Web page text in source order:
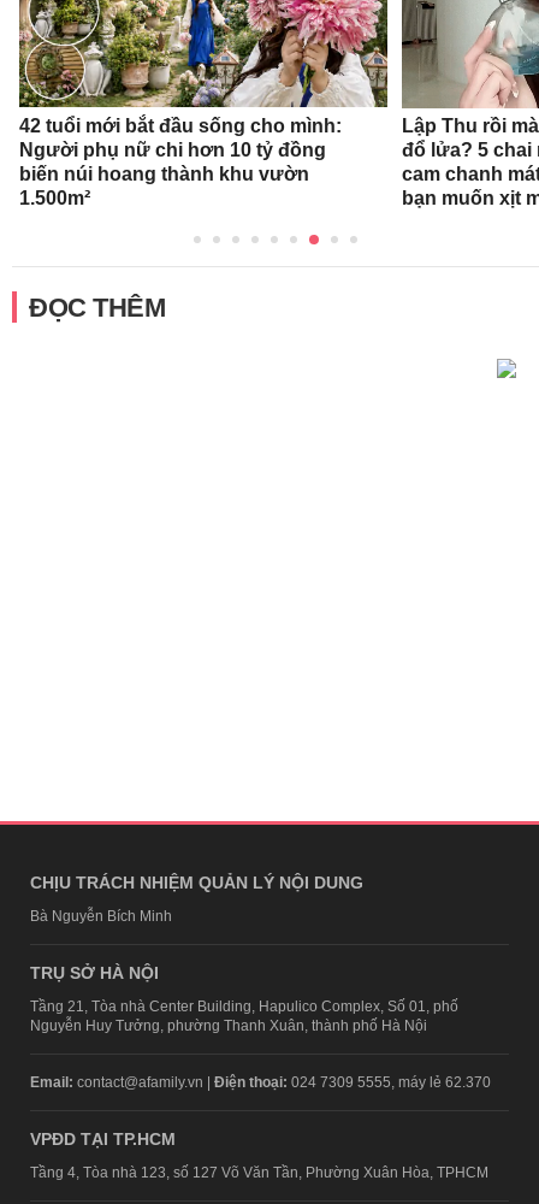
42 tuổi mới bắt đầu sống cho mình:
Người phụ nữ chi hơn 10 tỷ đồng
biến núi hoang thành khu vườn
1.500m²
Lập Thu rồi
đổ lửa? 5
cam chanh
bạn muốn xịt
ĐỌC THÊM
CHỊU TRÁCH NHIỆM QUẢN LÝ NỘI DUNG
Bà Nguyễn Bích Minh
TRỤ SỞ HÀ NỘI
Tầng 21, Tòa nhà Center Building, Hapulico Complex, Số 01, phố
Nguyễn Huy Tưởng, phường Thanh Xuân, thành phố Hà Nội
Email: contact@afamily.vn | Điện thoại: 024 7309 5555, máy lẻ 62.370
VPĐD TẠI TP.HCM
Tầng 4, Tòa nhà 123, số 127 Võ Văn Tần, Phường Xuân Hòa, TPHCM